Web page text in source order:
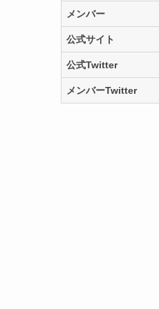
メンバー
公式サイト
公式Twitter
メンバーTwitter